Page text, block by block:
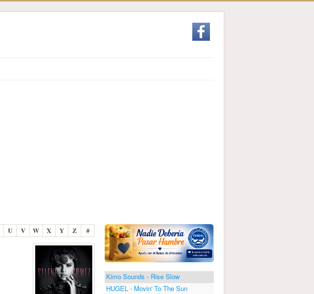
U V W X Y Z #
Kimo Sounds - Rise Slow
HUGEL - Movin' To The Sun